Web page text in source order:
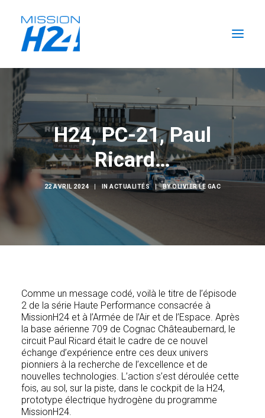
ACCUEIL
LES ACTUALITÉS
LA MISSION
L’ÉCURIE
FORMATIONS H2
H24, PC-21, Paul
Ricard…
22 AVRIL 2024 INACTUALITÉS | BYOLIVIER LE GAC
Comme un message codé, voilà le titre de l’épisode
2 de la série Haute Performance consacrée à
MissionH24 et à l’Armée de l’Air et de l’Espace. Après
la base aérienne 709 de Cognac Châteaubernard, le
circuit Paul Ricard était le cadre de ce nouvel
échange d’expérience entre ces deux univers
pionniers à la recherche de l’excellence et de
nouvelles technologies. L’action s’est déroulée cette
fois, au sol, sur la piste, dans le cockpit de la H24,
prototype électrique hydrogène du programme
MissionH24.